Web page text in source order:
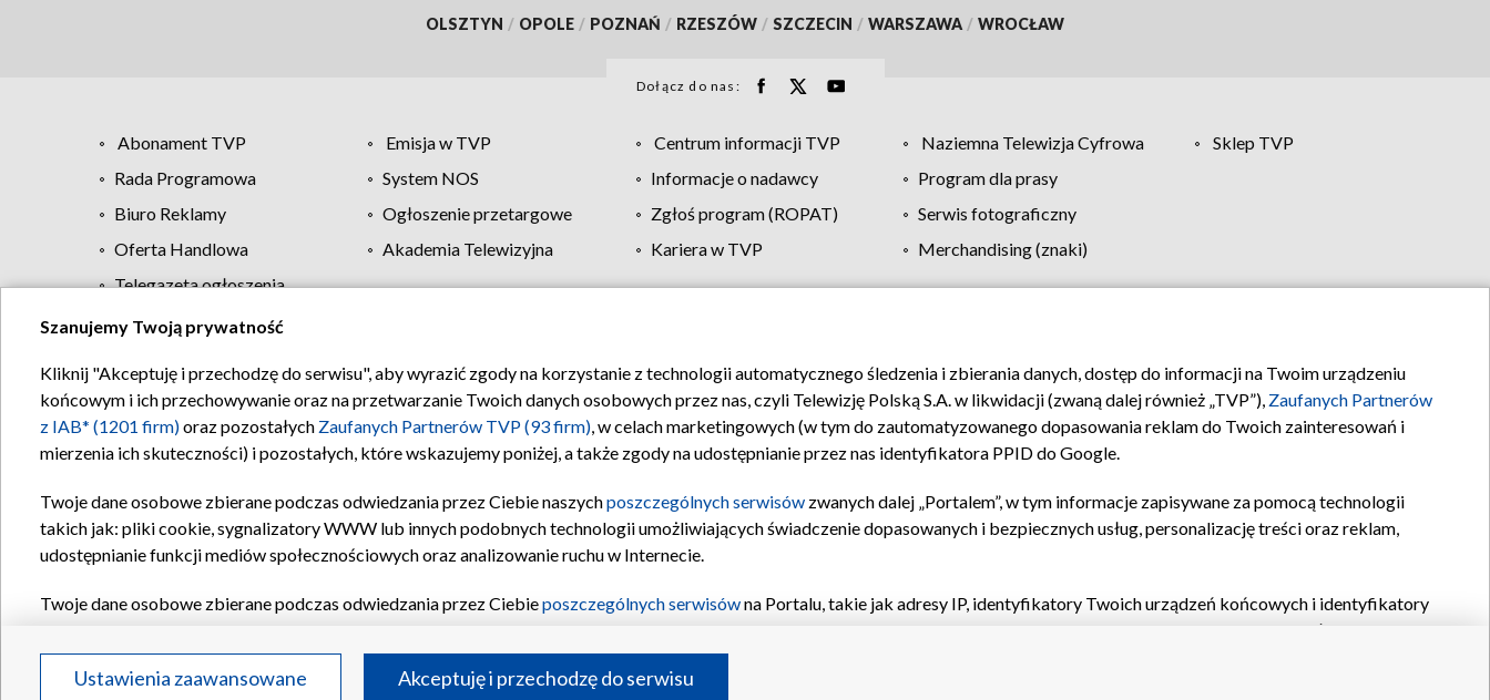
OLSZTYN / OPOLE / POZNAŃ / RZESZÓW / SZCZECIN / WARSZAWA / WROCŁAW
Dołącz do nas:
Abonament TVP Emisja w TVP Centrum informacji TVP Naziemna Telewizja Cyfrowa
Sklep TVP
Rada Programowa
System NOS Informacje o nadawcy
Program dla prasy
Biuro Reklamy
Ogłoszenie przetargowe Zgłoś program (ROPAT)
Serwis fotograficzny
Oferta Handlowa
Akademia Telewizyjna Kariera w TVP
Merchandising (znaki)
Telegazeta ogłoszenia
Regulamin TVP Polityka prywatności Moje zgody Pomoc Biuro reklamy Kontakt
Szanujemy Twoją prywatność
Kliknij "Akceptuję i przechodzę do serwisu", aby wyrazić zgody na korzystanie z technologii automatycznego śledzenia i zbierania danych, dostęp do informacji na Twoim urządzeniu
końcowym i ich przechowywanie oraz na przetwarzanie Twoich danych osobowych przez nas, czyli Telewizję Polską S.A. w likwidacji (zwaną dalej również „TVP”), Zaufanych Partnerów
z IAB* (1201 firm)oraz pozostałych Zaufanych Partnerów TVP (93 firm), w celach marketingowych (w tym do zautomatyzowanego dopasowania reklam do Twoich zainteresowań i
mierzenia ich skuteczności) i pozostałych, które wskazujemy poniżej, a także zgody na udostępnianie przez nas identyfikatora PPID do Google.
Twoje dane osobowe zbierane podczas odwiedzania przez Ciebie naszychposzczególnych serwisów zwanych dalej „Portalem”, w tym informacje zapisywane za pomocą technologii
takich jak: pliki cookie, sygnalizatory WWW lub innych podobnych technologii umożliwiających świadczenie dopasowanych i bezpiecznych usług, personalizację treści oraz reklam,
udostępnianie funkcji mediów społecznościowych oraz analizowanie ruchu w Internecie.
Twoje dane osobowe zbierane podczas odwiedzania przez Ciebieposzczególnych serwisówna Portalu, takie jak adresy IP, identyfikatory Twoich urządzeń końcowych i identyfikatory
oraz pozostałych
Partnerów TVPdla realizacji następujących celów i funkcji: przechowywania informacji na urządzeniu lub dostęp do nich, wyboru podstawowych reklam, wyboru spersonalizowanych
reklam, tworzenia profilu spersonalizowanych reklam, tworzenia profilu spersonalizowanych treści, wyboru spersonalizowanych treści, pomiaru wydajności reklam, pomiaru wydajności
Ustawienia zaawansowane Akceptuję i przechodzę do serwisu